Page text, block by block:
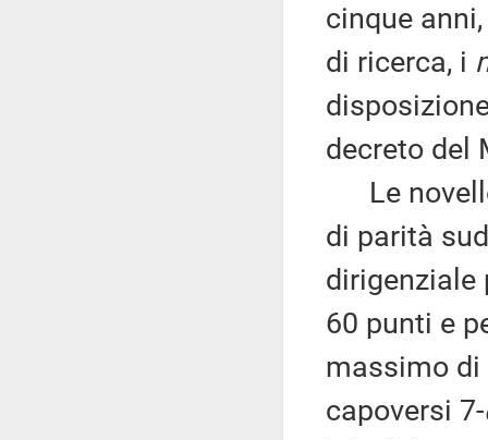
cinque
di ricerca, i
decreto del
Le
di parità
dirigenziale
60 punti e
massimo
capoversi 7-